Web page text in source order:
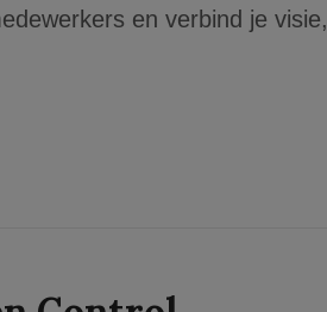
en verbind je visie,